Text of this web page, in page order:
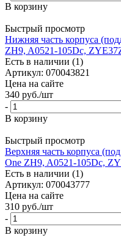
В корзину
Быстрый просмотр
Нижняя часть корпуса
ZH9, A0521-105Dc,
Есть в наличии (1)
Артикул: 070043821
Цена на сайте
340 руб./шт
-
В корзину
Быстрый просмотр
Верхняя часть корпуса
One ZH9, A0521-105Dc,
Есть в наличии (1)
Артикул: 070043777
Цена на сайте
310 руб./шт
-
В корзину